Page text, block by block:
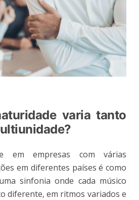
varia tanto
em empresas com várias
em diferentes países é como
sinfonia onde cada músico
diferente, em ritmos variados e